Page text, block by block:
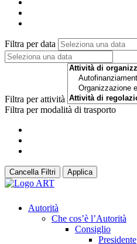
Filtra per data
Filtra per attività
Filtra per modalità di trasporto
Cancella Filtri Applica
Autorità
Che cos’è l’Autorità
Consiglio
Presidente